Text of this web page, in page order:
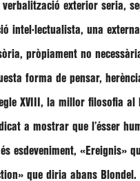
exterior seria,
intel·lectualista, una
pròpiament no
forma de pensar,
XVIII, la millor filosofia al
a mostrar que l’ésser
esdeveniment, «Ereignis»
que diria abans Blondel.